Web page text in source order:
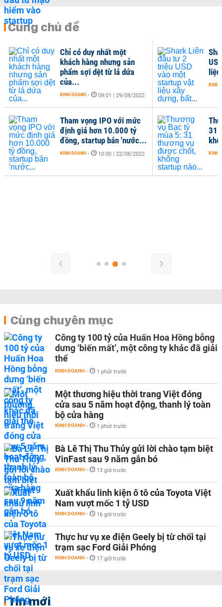
Cùng chủ đề
31
KINH
Chỉ có duy nhất một
khách hàng nhưng sản
phẩm sợi dệt từ lá dứa
của...
KINH DOANH - 09:01 | 29/08/2022
Tham vọng IPO với mức
định giá hơn 10.000 tỷ
đồng, startup bán 'nước...
KINH DOANH - 10:00 | 22/08/2022
KINH
Cùng chuyên mục
Công ty 100 tỷ của Huấn Hoa Hồng bỗng
dưng ‘biến mất’, một công ty khác đã giải
thể
KINH DOANH - 1 phút trước
Một thương hiệu thời trang Việt đóng
cửa sau 5 năm hoạt động, thanh lý toàn
bộ cửa hàng
KINH DOANH - 1 phút trước
Bà Lê Thị Thu Thủy gửi lời chào tạm biệt
VinFast sau 9 năm gắn bó
KINH DOANH - 13 giờ trước
Xuất khẩu linh kiện ô tô của Toyota Việt
Nam vượt mốc 1 tỷ USD
KINH DOANH - 16 giờ trước
Thực hư vụ xe điện Geely bị từ chối tại
trạm sạc Ford Giải Phóng
KINH DOANH - 17 giờ trước
Tin mới